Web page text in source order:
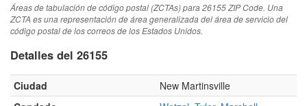
Áreas de tabulación de código postal (ZCTAs) para 26155 ZIP Code. Una
ZCTA es una representación de área generalizada del área de servicio del
código postal de los correos de los Estados Unidos.
Detalles del 26155
Ciudad
New Martinsville